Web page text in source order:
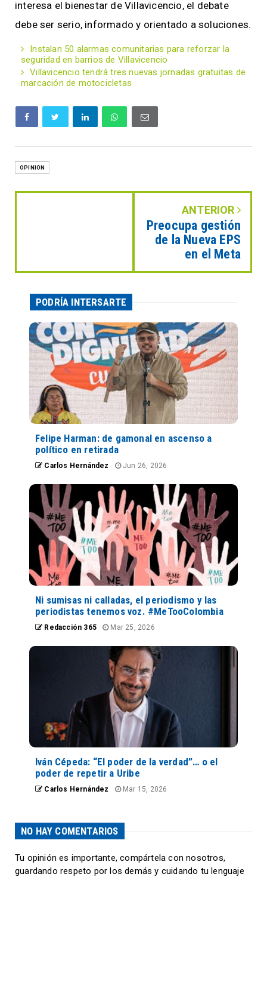
interesa el bienestar de Villavicencio, el debate
debe ser serio, informado y orientado a soluciones.
Instalan 50 alarmas comunitarias para reforzar la
seguridad en barrios de Villavicencio
Villavicencio tendrá tres nuevas jornadas gratuitas de
marcación de motocicletas
OPINIÓN
ANTERIOR
Preocupa gestión
de la Nueva EPS
en el Meta
PODRÍA INTERSARTE
Felipe Harman: de gamonal en ascenso a
político en retirada
Carlos Hernández Jun 26, 2026
Ni sumisas ni calladas, el periodismo y las
periodistas tenemos voz. #MeTooColombia
Redacción 365 Mar 25, 2026
Iván Cépeda: “El poder de la verdad”… o el
poder de repetir a Uribe
Carlos Hernández Mar 15, 2026
NO HAY COMENTARIOS
Tu opinión es importante, compártela con nosotros,
guardando respeto por los demás y cuidando tu lenguaje